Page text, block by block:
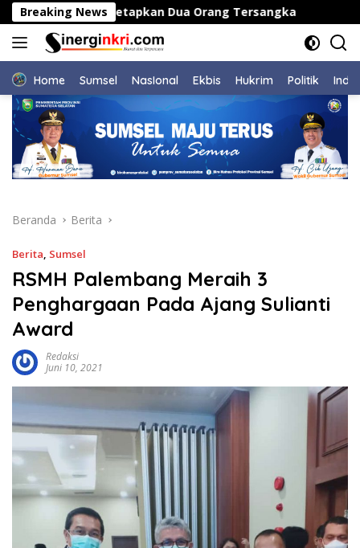
Langsung
ke
konten
Breaking News
AW, Polisi Tetapkan Dua Orang Tersangka
Home Sumsel NasIonal Ekbis Hukrim Politik
Beranda Berita
Berita Sumsel
RSMH Palembang Meraih 3
Penghargaan Pada Ajang Sulianti
Award
Redaksi
Juni 10, 2021